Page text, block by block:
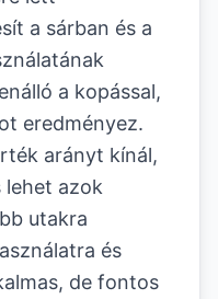
a sárban és a
a kopással,
eredményez.
arányt kínál,
lehet azok
utakra
és
de fontos